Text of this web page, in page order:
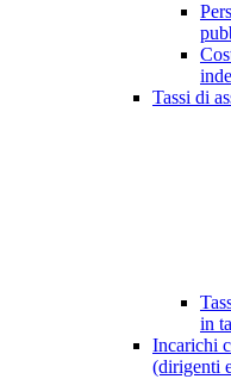
Tassi di
in
Incarichi
(dirigenti